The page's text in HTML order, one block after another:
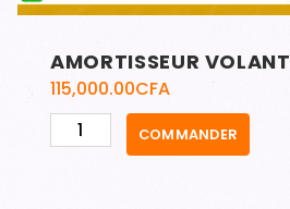
AMORTISSEUR VOLANT
115,000.00CFA
quantité
de
COMMANDER